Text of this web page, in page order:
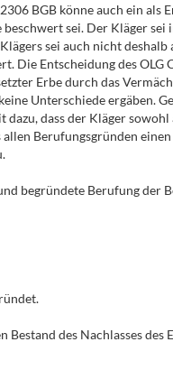
BGB könne auch ein
sei. Der Kläger
sei auch nicht
Entscheidung des OLG
Erbe durch das
Unterschiede ergäben.
dass der Kläger
allen Berufungsgründen
begründete Berufung der
des Nachlasses